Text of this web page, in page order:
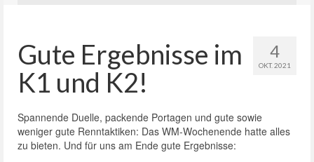
4
OKT. 2021
Gute Ergebnisse im
K1 und K2!
Spannende Duelle, packende Portagen und gute sowie
weniger gute Renntaktiken: Das WM-Wochenende hatte alles
zu bieten. Und für uns am Ende gute Ergebnisse: